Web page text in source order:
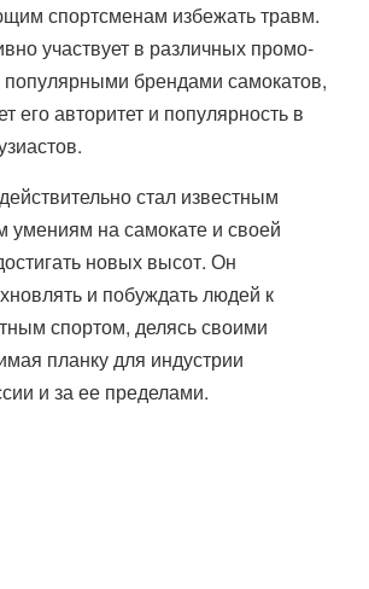
спортсменам избежать травм.
участвует в различных промо-
популярными брендами самокатов,
его авторитет и популярность в
стал известным
умениям на самокате и своей
новых высот. Он
и побуждать людей к
спортом, делясь своими
планку для индустрии
и за ее пределами.